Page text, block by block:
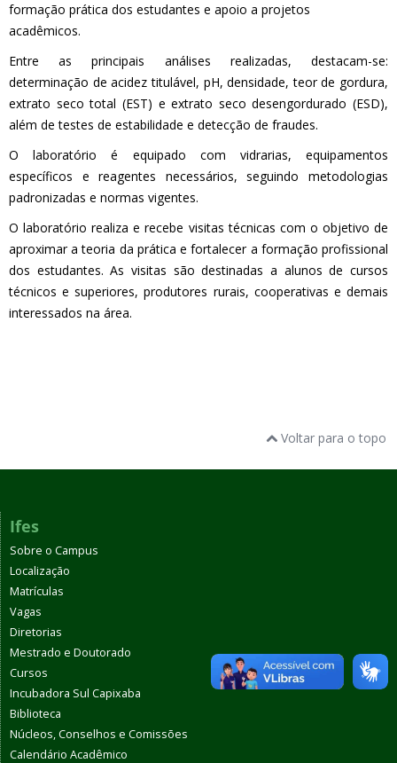
formação prática dos estudantes e apoio a projetos
acadêmicos.
Entre as principais análises realizadas, destacam-se:
determinação de acidez titulável, pH, densidade, teor de gordura,
extrato seco total (EST) e extrato seco desengordurado (ESD),
além de testes de estabilidade e detecção de fraudes.
O laboratório é equipado com vidrarias, equipamentos
específicos e reagentes necessários, seguindo metodologias
padronizadas e normas vigentes.
O laboratório realiza e recebe visitas técnicas com o objetivo de
aproximar a teoria da prática e fortalecer a formação profissional
dos estudantes. As visitas são destinadas a alunos de cursos
técnicos e superiores, produtores rurais, cooperativas e demais
interessados na área.
Voltar para o topo
Ifes
Sobre o Campus
Localização
Matrículas
Vagas
Diretorias
Mestrado e Doutorado
Cursos
Incubadora Sul Capixaba
Biblioteca
Núcleos, Conselhos e Comissões
Calendário Acadêmico